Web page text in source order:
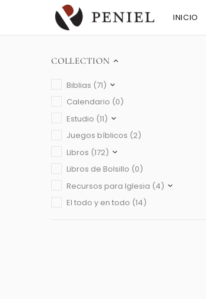
INICIO
COLLECTION
Biblias (71)
Calendario (0)
Estudio (11)
Juegos bíblicos (2)
Libros (172)
Libros de Bolsillo (0)
Recursos para Iglesia (4)
El todo y en todo (14)